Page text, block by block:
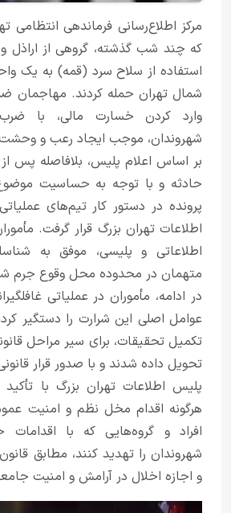
مرکز اطلاع‌رسانی فرماندهی انتظامی
که چند شب گذشته، گروهی از اراذل و
استفاده از سلاح سرد (قمه) به یک
شمال تهران حمله کردند. مهاجمان
وارد کردن خسارت مالی، با
شهروندان، موجب ایجاد رعب و
بر اساس اعلام پلیس، بلافاصله پس
حادثه و با توجه به حساسیت
پرونده در دستور کار تیم‌های
اطلاعات تهران بزرگ قرار گرفت.
اطلاعاتی و پلیسی، موفق به
متهمان در محدوده محل وقوع جرم
در ادامه، مأموران در عملیاتی
عوامل اصلی این شرارت را دستگیر
تکمیل تحقیقات، برای سیر مراحل
تحویل داده شدند و با صدور قرار
پلیس اطلاعات تهران بزرگ با تأکید
هرگونه اقدام مخل نظم و امنیت
افراد و گروه‌هایی که با اقدامات
شهروندان را تهدید کنند، مطابق
و اجازه اخلال در آرامش و امنیت